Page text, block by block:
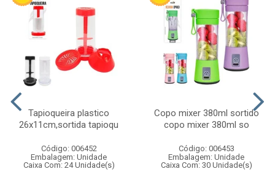
Tapioqueira plastico
26x11cm,sortida tapioqu
Código: 006452
Embalagem: Unidade
Caixa Com: 24 Unidade(s)
Copo mixer 380ml sortido
copo mixer 380ml so
Código: 006453
Embalagem: Unidade
Caixa Com: 30 Unidade(s)